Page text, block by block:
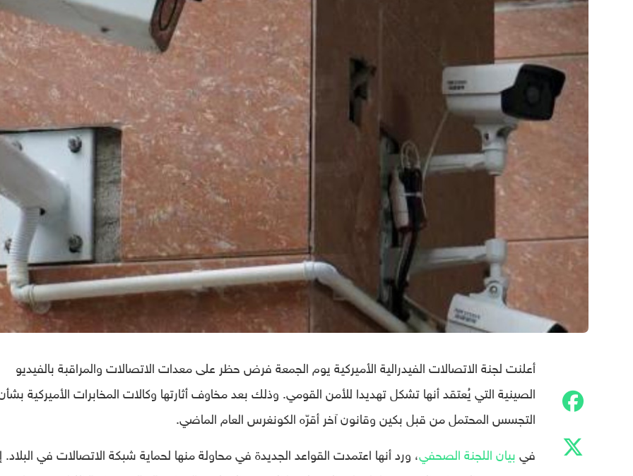
أعلنت لجنة الاتصالات الفيدرالية الأميركية يوم الجمعة فرض حظر على معدات الاتصالات والمراقبة بالفيديو
الصينية التي يُعتقد أنها تشكل تهديدا للأمن القومي. وذلك بعد مخاوف أثارتها وكالات المخابرات الأميركية
التجسس المحتمل من قبل بكين وقانون آخر أقرّه الكونغرس العام الماضي.
فيبيان اللجنة الصحفي، ورد أنها اعتمدت القواعد الجديدة في محاولة منها لحماية شبكة الاتصالات في البلاد.